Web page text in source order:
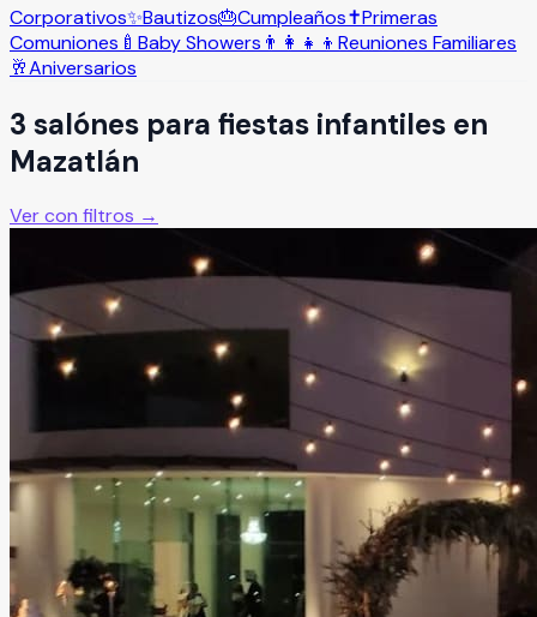
Corporativos✨Bautizos🎂Cumpleaños✝️Primeras
Comuniones 🍼 Baby Showers 👨‍👩‍👧‍👦 Reuniones Familiares
🥂Aniversarios
3 salónes para fiestas infantiles en
Mazatlán
Ver con filtros →